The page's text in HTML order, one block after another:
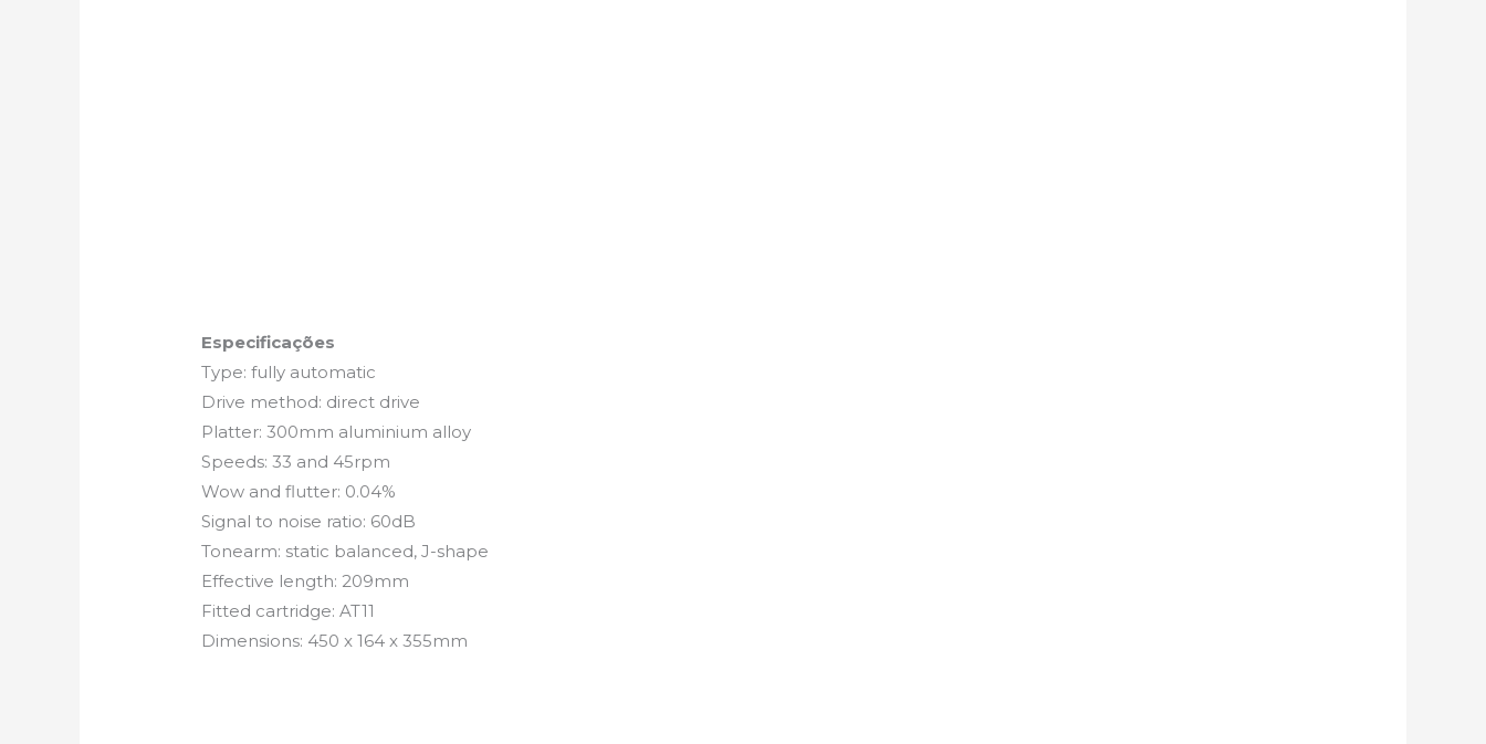
Especificações
Type: fully automatic
Drive method: direct drive
Platter: 300mm aluminium alloy
Speeds: 33 and 45rpm
Wow and flutter: 0.04%
Signal to noise ratio: 60dB
Tonearm: static balanced, J-shape
Effective length: 209mm
Fitted cartridge: AT11
Dimensions: 450 x 164 x 355mm